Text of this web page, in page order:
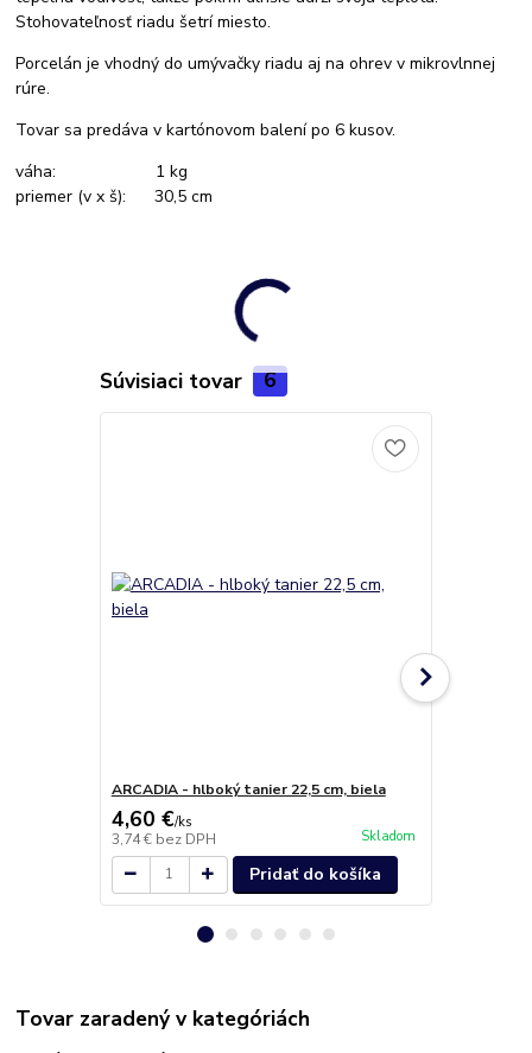
Stohovateľnosť riadu šetrí miesto.
Porcelán je vhodný do umývačky riadu aj na ohrev v mikrovlnnej
rúre.
Tovar sa predáva v kartónovom balení po 6 kusov.
váha: 1 kg
priemer (v x š): 30,5 cm
Súvisiaci tovar 6
ARCADIA - hlboký tanier 22,5 cm, biela
4,60 €/ks
3,74 € bez DPH Skladom
Pridať do košíka
Tovar zaradený v kategóriách